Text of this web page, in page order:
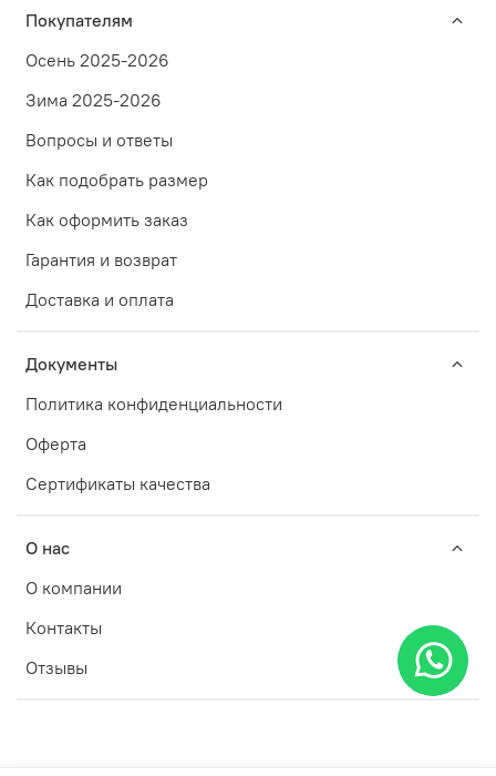
Покупателям
Осень 2025-2026
Зима 2025-2026
Вопросы и ответы
Как подобрать размер
Как оформить заказ
Гарантия и возврат
Доставка и оплата
Документы
Политика конфиденциальности
Оферта
Сертификаты качества
О нас
О компании
Контакты
Отзывы